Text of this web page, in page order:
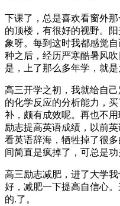
下课了，总是喜欢看窗外
的顶楼，有很好的视野。
象呀。每到这时我都感觉
种之后，经历严寒酷暑风
是，上了那么多年学，就是
高三开学之初，我就给自
的化学反应的分析能力，
补，颇有成效呢。再也不
励志提高英语成绩，以前
看英语辞海，牺牲掉了很
间简直是疯掉了，可总是功
高三励志减肥，进了大学
好，减肥一下提高自信心
的.了。